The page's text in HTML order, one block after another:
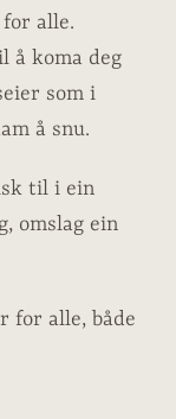
alle.
å koma deg
som i
å snu.
til i ein
omslag ein
for alle, både